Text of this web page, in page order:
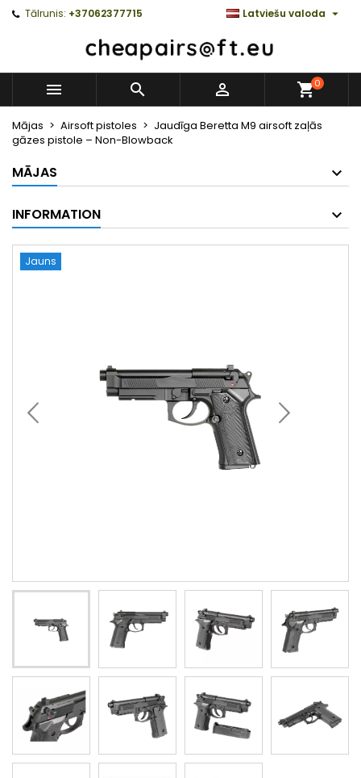
Tālrunis: +37062377715 Latviešu valoda 
   0
Mājas Airsoft pistoles
Jaudīga Beretta M9 airsoft zaļās
gāzes pistole – Non-Blowback
MĀJAS
INFORMATION
Jauns